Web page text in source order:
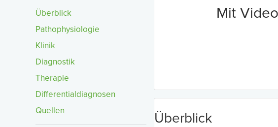
Überblick
Pathophysiologie
Klinik
Diagnostik
Therapie
Differentialdiagnosen
Quellen
Mit
Überblick